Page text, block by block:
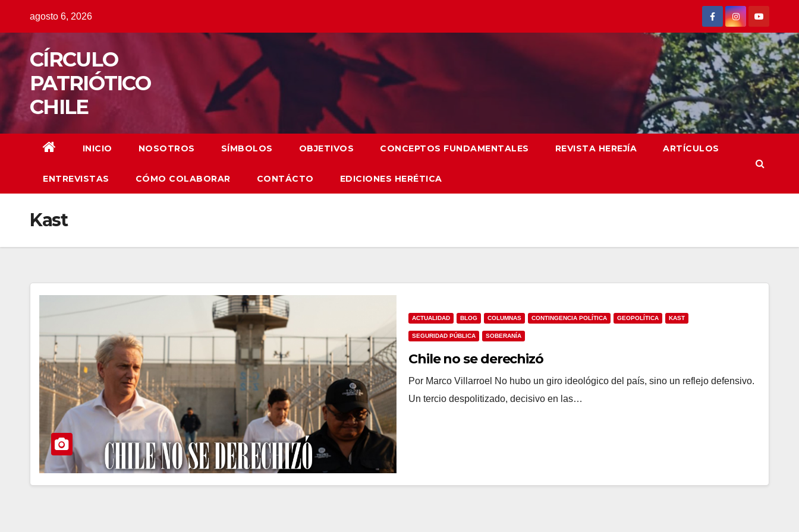
contenido
agosto 6, 2026
CÍRCULO
PATRIÓTICO
CHILE
INICIO NOSOTROS SÍMBOLOS OBJETIVOS CONCEPTOS FUNDAMENTALES REVISTA HEREJÍA ARTÍCULOS
ENTREVISTAS CÓMO COLABORAR CONTÁCTO EDICIONES HERÉTICA
Kast
ACTUALIDAD BLOG COLUMNAS CONTINGENCIA POLÍTICA GEOPOLÍTICA KAST
SEGURIDAD PÚBLICA SOBERANÍA
Chile no se derechizó
Por Marco Villarroel No hubo un giro ideológico del país, sino un reflejo defensivo.
Un tercio despolitizado, decisivo en las…